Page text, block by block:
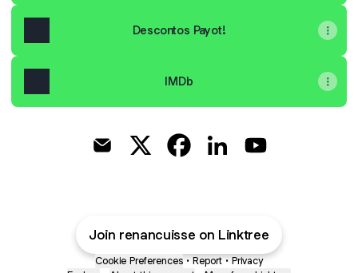
Descontos Payot!
IMDb
Join renancuisse on Linktree
Cookie Preferences • Report • Privacy